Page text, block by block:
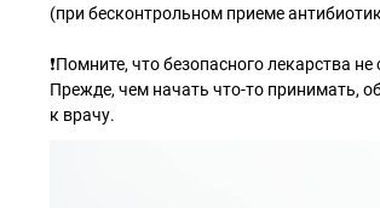
(при бесконтрольном приеме
❗️Помните, что безопасного лекарства не
Прежде, чем начать что-то принимать,
к врачу.